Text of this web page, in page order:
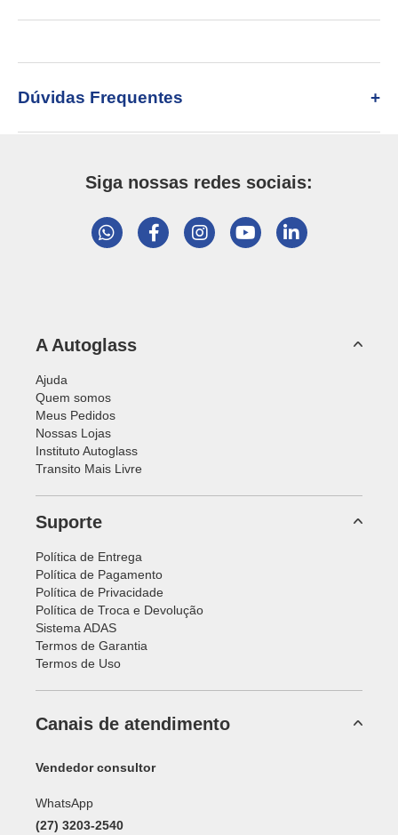
Dúvidas Frequentes
Siga nossas redes sociais:
A Autoglass
Ajuda
Quem somos
Meus Pedidos
Nossas Lojas
Instituto Autoglass
Transito Mais Livre
Suporte
Política de Entrega
Política de Pagamento
Política de Privacidade
Política de Troca e Devolução
Sistema ADAS
Termos de Garantia
Termos de Uso
Canais de atendimento
Vendedor consultor
WhatsApp
(27) 3203-2540